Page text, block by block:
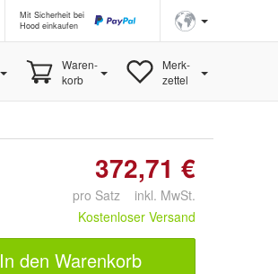
Mit Sicherheit bei
Hood einkaufen
Waren-
korb
Merk-
zettel
372,71 €
pro Satz inkl. MwSt.
Kostenloser Versand
In den Warenkorb